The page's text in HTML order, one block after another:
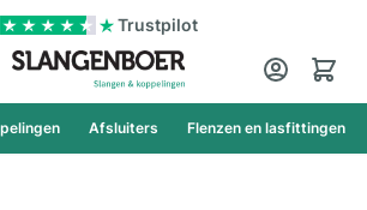
Trustpilot
Cart
Afsluiters Flenzen en lasfittingen